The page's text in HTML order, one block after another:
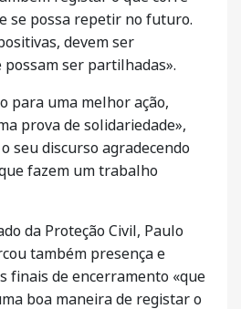
se possa repetir no futuro.
devem ser
ser partilhadas».
para uma melhor ação,
prova de solidariedade»,
seu discurso agradecendo
fazem um trabalho
da Proteção Civil, Paulo
também presença e
finais de encerramento «que
boa maneira de registar o